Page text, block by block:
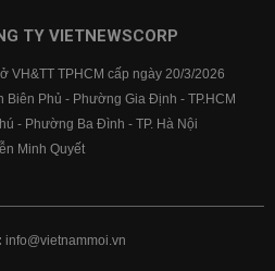
TY VIETNEWSCORP
VH&TT TPHCM cấp ngày 20/3/2026
Phủ - Phường Gia Định - TP.HCM
- Phường Ba Đình - TP. Hà Nội
Minh Quyết
info@vietnammoi.vn